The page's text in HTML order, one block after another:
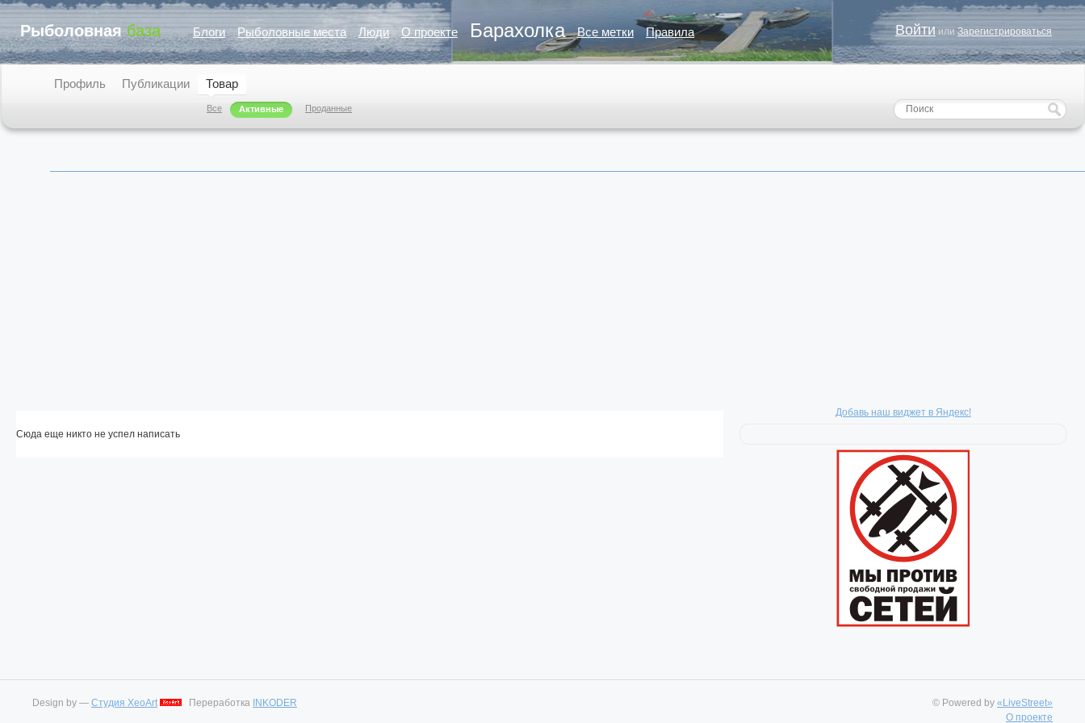
Рыболовнаябаза Блоги Рыболовные места Люди О проекте Барахолка Все метки Правила Войти или Зарегистрироваться
Профиль Публикации Товар
Все Активные Проданные
Сюда еще никто не успел написать
Добавь наш виджет в Яндекс!
© Powered by «LiveStreet»
О проекте
Design by — Студия XeoArt Переработка INKODER